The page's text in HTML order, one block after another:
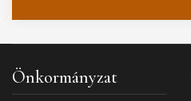
Önkormányzat